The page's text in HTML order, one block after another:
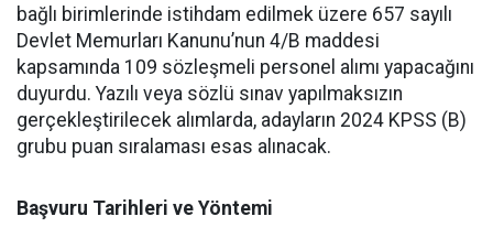
bağlı birimlerinde istihdam edilmek üzere 657 sayılı
Devlet Memurları Kanunu’nun 4/B maddesi
kapsamında 109 sözleşmeli personel alımı yapacağını
duyurdu. Yazılı veya sözlü sınav yapılmaksızın
gerçekleştirilecek alımlarda, adayların 2024 KPSS (B)
grubu puan sıralaması esas alınacak.
Başvuru Tarihleri ve Yöntemi